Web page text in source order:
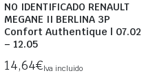
NO IDENTIFICADO RENAULT
MEGANE II BERLINA 3P
Confort Authentique | 07.02
– 12.05
14,64€Iva incluido